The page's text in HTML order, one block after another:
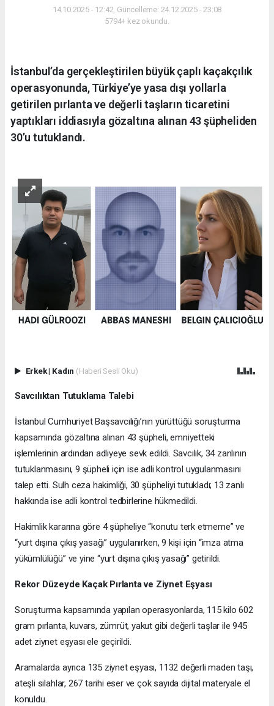
14.10.2025 - 12:42, Güncelleme: 24.12.2025 - 23:08
5794+ kez okundu.
İstanbul’da gerçekleştirilen büyük çaplı kaçakçılık
operasyonunda, Türkiye’ye yasa dışı yollarla
getirilen pırlanta ve değerli taşların ticaretini
yaptıkları iddiasıyla gözaltına alınan 43 şüpheliden
30’u tutuklandı.
Erkek| Kadın (Haberi Sesli Oku)
Savcılıktan Tutuklama Talebi
İstanbul Cumhuriyet Başsavcılığı’nın yürüttüğü soruşturma
kapsamında gözaltına alınan 43 şüpheli, emniyetteki
işlemlerinin ardından adliyeye sevk edildi. Savcılık, 34 zanlının
tutuklanmasını, 9 şüpheli için ise adli kontrol uygulanmasını
talep etti. Sulh ceza hakimliği, 30 şüpheliyi tutukladı; 13 zanlı
hakkında ise adli kontrol tedbirlerine hükmedildi.
Hakimlik kararına göre 4 şüpheliye “konutu terk etmeme” ve
“yurt dışına çıkış yasağı” uygulanırken, 9 kişi için “imza atma
yükümlülüğü” ve yine “yurt dışına çıkış yasağı” getirildi.
Rekor Düzeyde Kaçak Pırlanta ve Ziynet Eşyası
Soruşturma kapsamında yapılan operasyonlarda, 115 kilo 602
gram pırlanta, kuvars, zümrüt, yakut gibi değerli taşlar ile 945
adet ziynet eşyası ele geçirildi.
Aramalarda ayrıca 135 ziynet eşyası, 1132 değerli maden taşı,
ateşli silahlar, 267 tarihi eser ve çok sayıda dijital materyale el
konuldu.